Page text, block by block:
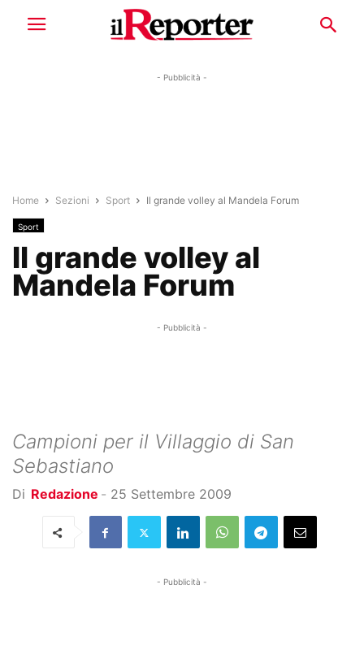
- Pubblicità -
Home Sezioni Sport Il grande volley al Mandela Forum
Sport
Il grande volley al
Mandela Forum
- Pubblicità -
Campioni per il Villaggio di San
Sebastiano
Di Redazione - 25 Settembre 2009
- Pubblicità -